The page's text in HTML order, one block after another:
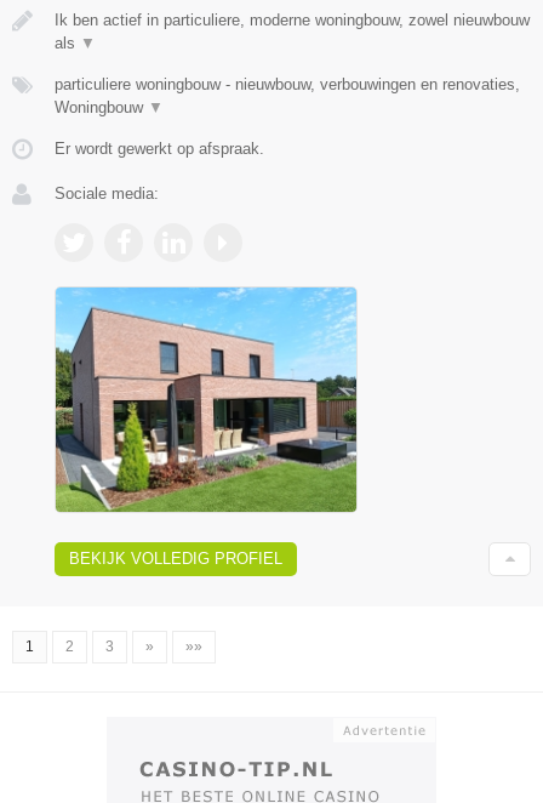
Ik ben actief in particuliere, moderne woningbouw, zowel nieuwbouw
als ▼
particuliere woningbouw - nieuwbouw, verbouwingen en renovaties,
Woningbouw ▼
Er wordt gewerkt op afspraak.
Sociale media:
BEKIJK VOLLEDIG PROFIEL
1 2 3 » »»